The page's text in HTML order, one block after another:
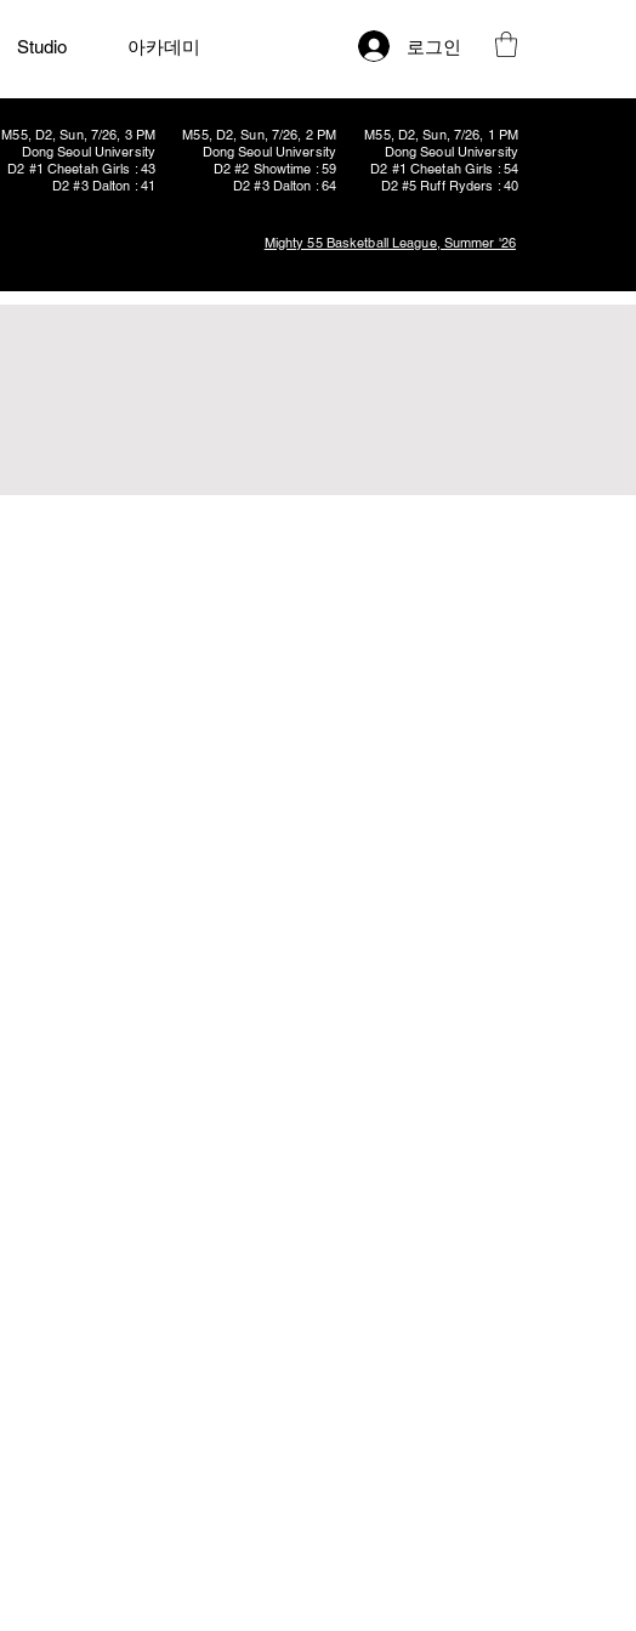
Studio 아카데미 로그인
M55, D2, Sun, 7/26, 2 PM
Dong Seoul University
D2 #2 Showtime : 59
D2 #3 Dalton : 64
M55, D2, Sun, 7/26, 3 PM
Dong Seoul University
D2 #1 Cheetah Girls : 43
D2 #3 Dalton : 41
M55, D2, Sun, 7/26, 1 PM
Dong Seoul University
D2 #1 Cheetah Girls : 54
D2 #5 Ruff Ryders : 40
Mighty 55 Basketball League, Summer '26